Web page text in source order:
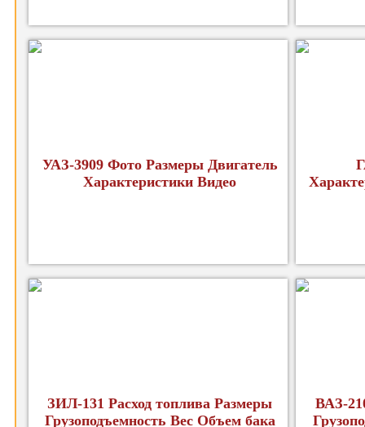
УАЗ-3909 Фото Размеры Двигатель
Характеристики Видео
ЗИЛ-131 Расход топлива Размеры
Грузоподъемность Вес Объем бака
ВАЗ-